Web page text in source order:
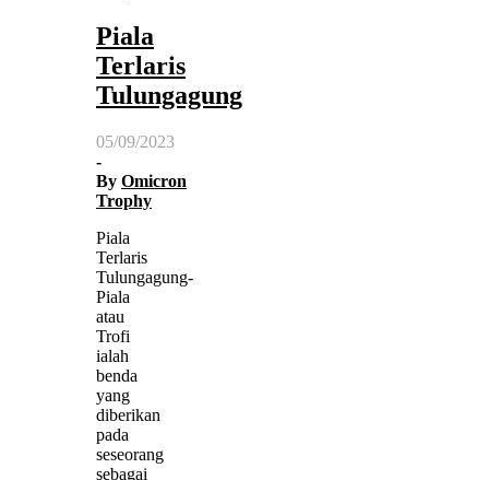
Piala
Terlaris
Tulungagung
05/09/2023
-
By Omicron
Trophy
Piala
Terlaris
Tulungagung-
Piala
atau
Trofi
ialah
benda
yang
diberikan
pada
seseorang
sebagai